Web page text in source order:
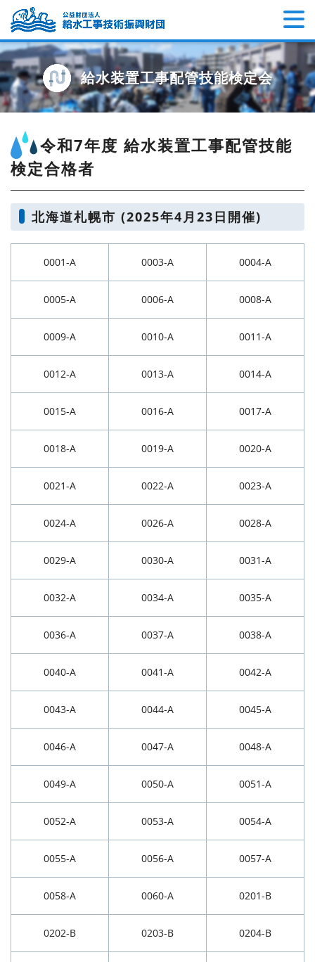
給水装置工事配管技能検定会
令和7年度 給水装置工事配管技能
検定合格者
北海道札幌市 (2025年4月23日開催)
0001-A 0003-A 0004-A
0005-A 0006-A 0008-A
0009-A 0010-A 0011-A
0012-A 0013-A 0014-A
0015-A 0016-A 0017-A
0018-A 0019-A 0020-A
0021-A 0022-A 0023-A
0024-A 0026-A 0028-A
0029-A 0030-A 0031-A
0032-A 0034-A 0035-A
0036-A 0037-A 0038-A
0040-A 0041-A 0042-A
0043-A 0044-A 0045-A
0046-A 0047-A 0048-A
0049-A 0050-A 0051-A
0052-A 0053-A 0054-A
0055-A 0056-A 0057-A
0058-A 0060-A 0201-B
0202-B 0203-B 0204-B